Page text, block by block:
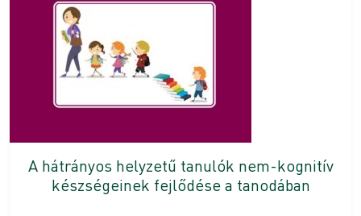
A hátrányos helyzetű tanulók nem-kognitív
készségeinek fejlődése a tanodában